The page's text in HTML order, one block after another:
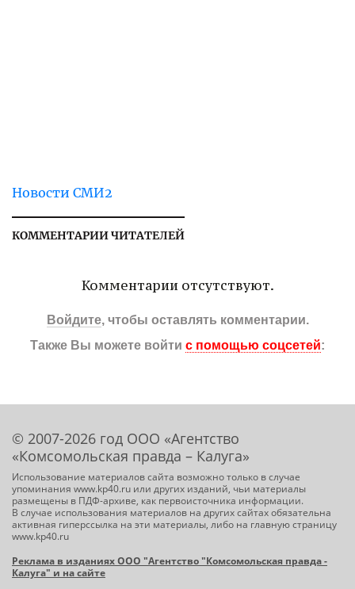
Новости СМИ2
КОММЕНТАРИИ ЧИТАТЕЛЕЙ
Комментарии отсутствуют.
Войдите, чтобы оставлять комментарии.
Также Вы можете войти с помощью соцсетей:
© 2007-2026 год ООО «Агентство
«Комсомольская правда – Калуга»
Использование материалов сайта возможно только в случае
упоминания www.kp40.ru или других изданий, чьи материалы
размещены в ПДФ-архиве, как первоисточника информации.
В случае использования материалов на других сайтах обязательна
активная гиперссылка на эти материалы, либо на главную страницу
www.kp40.ru
Реклама в изданиях ООО "Агентство "Комсомольская правда -
Калуга" и на сайте